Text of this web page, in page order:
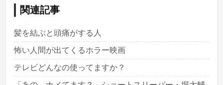
関連記事
髪を結ぶと頭痛がする人
怖い人間が出てくるホラー映画
テレビどんなの使ってますか？